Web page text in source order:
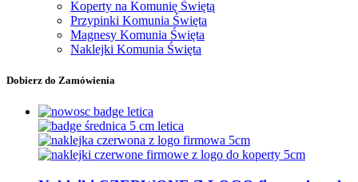
Koperty na Komunię Świętą
Przypinki Komunia Święta
Magnesy Komunia Święta
Naklejki Komunia Święta
Dobierz do Zamówienia